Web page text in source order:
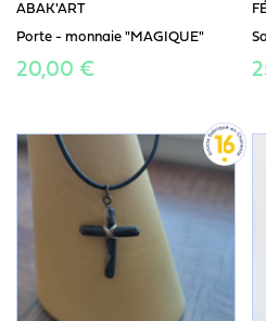
ABAK'ART
Porte - monnaie "MAGIQUE"
20,00 €